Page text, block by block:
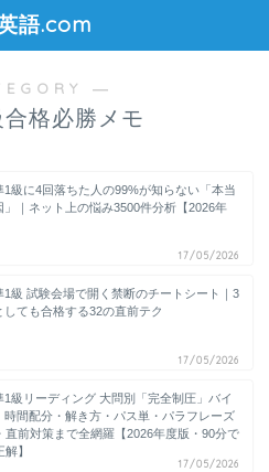
語.com
―
格必勝メモ
1級に4回落ちた人の99%が知らない「本当
」｜ネット上の悩み3500件分析【2026年
17/05/2026
1級 試験会場で開く禁断のチートシート｜3
しても合格する32の直前テク
17/05/2026
1級リーディング 大問別「完全制圧」バイ
時間配分・解き方・パス単・パラフレーズ
直前対策まで全網羅【2026年度版・90分で
】
17/05/2026